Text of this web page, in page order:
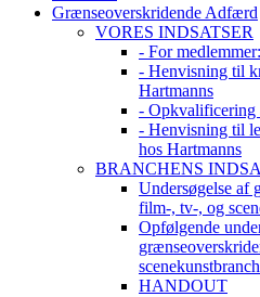
Grænseoverskridende Adfærd
VORES INDSATSER
- For
- Henvisning til
Hartmanns
- Opkvalificering
- Henvisning til
hos Hartmanns
BRANCHENS
Undersøgelse af
film-, tv-, og
Opfølgende
HANDOUT